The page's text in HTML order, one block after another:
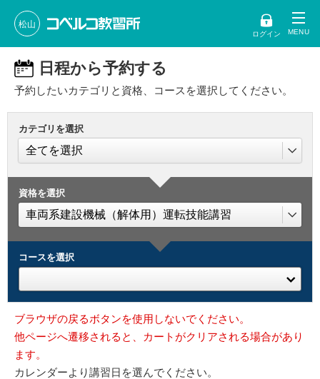
松山
ログイン
日程から予約する
予約したいカテゴリと資格、コースを選択してください。
カテゴリを選択
資格を選択
コースを選択
ブラウザの戻るボタンを使用しないでください。
他ページへ遷移されると、カートがクリアされる場合があり
ます。
カレンダーより講習日を選んでください。